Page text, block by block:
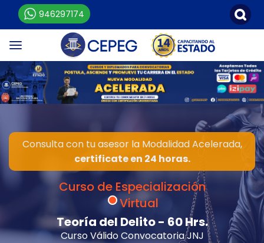
946297174
Consulta con tu asesor la Modalidad Acelerada,
certificate en 24 horas.
Curso de Especialización
Virtual
Teoría del Delito - 60 Hrs.
Curso Válido Convocatoria JNJ